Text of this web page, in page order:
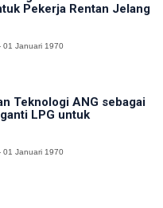
Pekerja Rentan Jelang
01 Januari 1970
Teknologi ANG sebagai
LPG untuk
01 Januari 1970